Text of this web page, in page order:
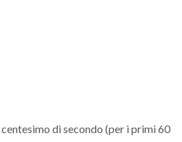
di secondo (per i primi 60